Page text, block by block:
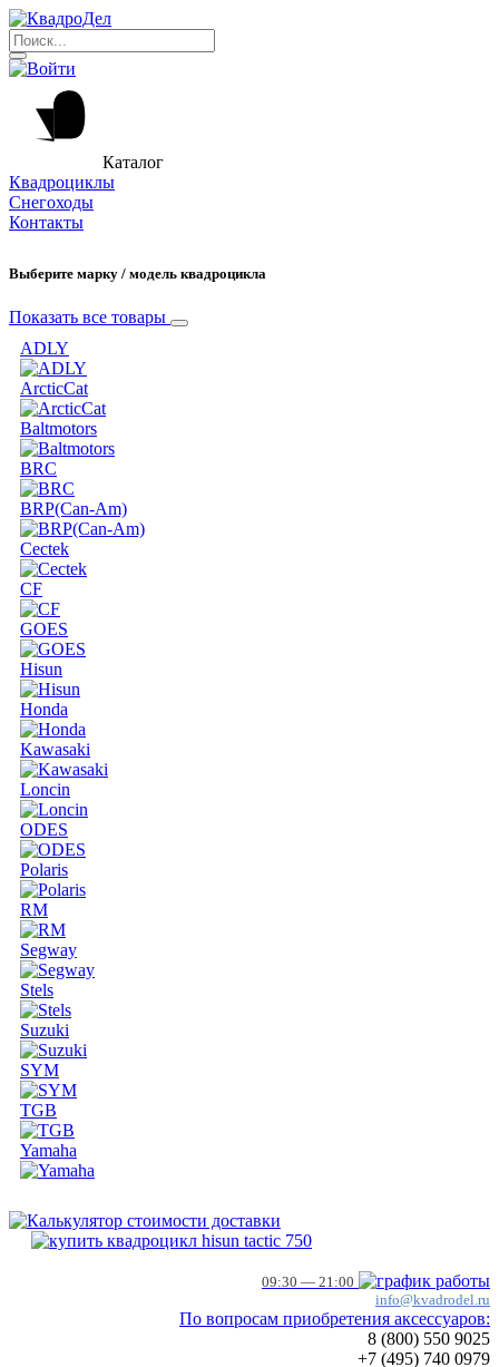
Каталог
Квадроциклы
Снегоходы
Контакты
Выберите марку / модель квадроцикла
Показать все товары
ADLY
ArcticCat
Baltmotors
BRC
BRP(Can-Am)
Cectek
CF
GOES
Hisun
Honda
Kawasaki
Loncin
ODES
Polaris
RM
Segway
Stels
Suzuki
SYM
TGB
Yamaha
09:30 — 21:00
info@kvadrodel.ru
По вопросам приобретения аксессуаров:
8 (800) 550 9025
+7 (495) 740 0979